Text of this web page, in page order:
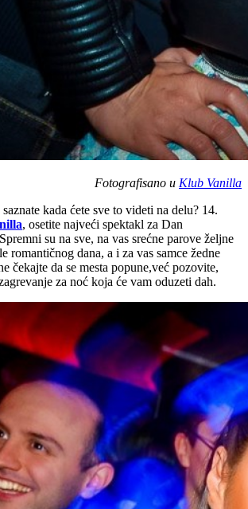
Fotografisano u Klub Vanilla
kada ćete sve to videti na delu? 14.
, osetite najveći spektakl za Dan
su na sve, na vas srećne parove željne
romantičnog dana, a i za vas samce žedne
čekajte da se mesta popune,već pozovite,
za noć koja će vam oduzeti dah.